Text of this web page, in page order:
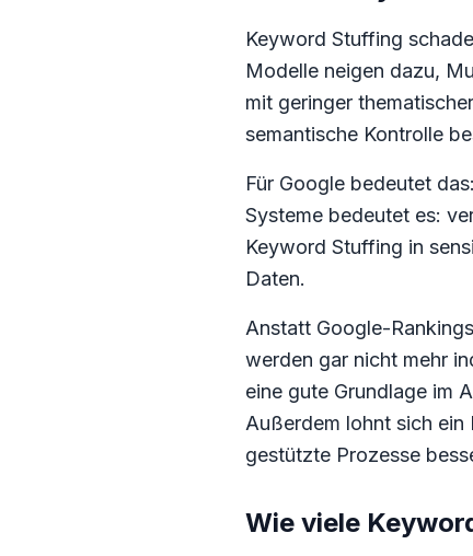
Keyword Stuffing
Modelle neigen dazu,
mit geringer
semantische Kontrolle
Für Google bedeutet
Systeme bedeutet es:
Keyword Stuffing in
Daten.
Anstatt Google-
werden gar nicht mehr
eine gute Grundlage im
Außerdem lohnt sich ein
gestützte Prozesse
Wie viele